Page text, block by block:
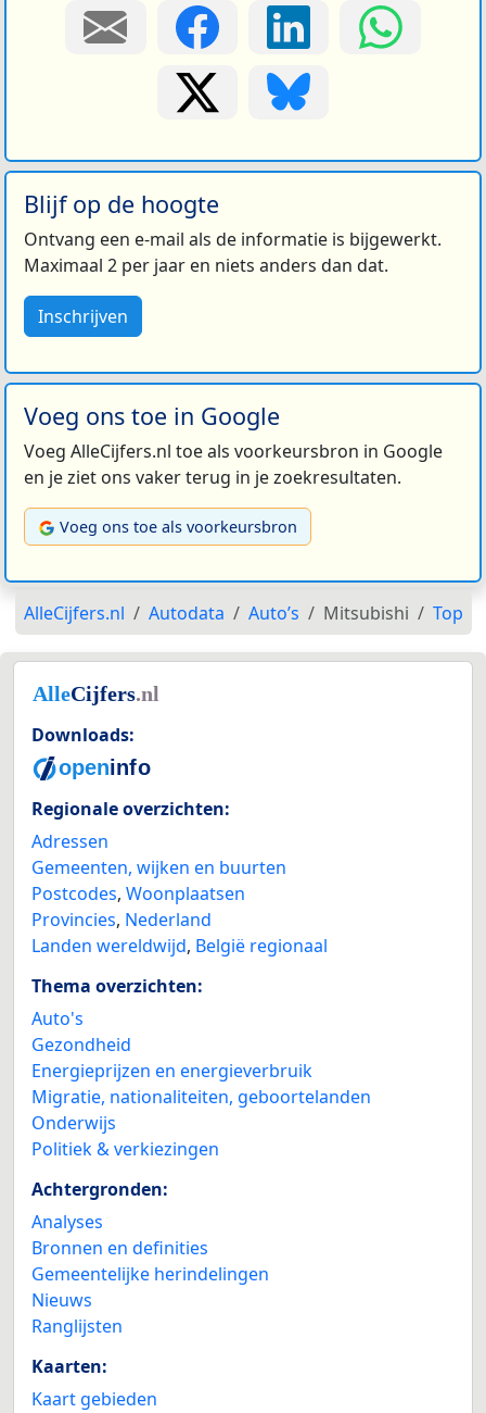
Blijf op de hoogte
Ontvang een e-mail als de informatie is bijgewerkt.
Maximaal 2 per jaar en niets anders dan dat.
Inschrijven
Voeg ons toe in Google
Voeg AlleCijfers.nl toe als voorkeursbron in Google
en je ziet ons vaker terug in je zoekresultaten.
Voeg ons toe als voorkeursbron
AlleCijfers.nl Autodata Auto’s Mitsubishi Top
Downloads:
Regionale overzichten:
Adressen
Gemeenten, wijken en buurten
Postcodes, Woonplaatsen
Provincies, Nederland
Landen wereldwijd, België regionaal
Thema overzichten:
Auto's
Gezondheid
Energieprijzen en energieverbruik
Migratie, nationaliteiten, geboortelanden
Onderwijs
Politiek & verkiezingen
Achtergronden:
Analyses
Bronnen en definities
Gemeentelijke herindelingen
Nieuws
Ranglijsten
Kaarten:
Kaart gebieden